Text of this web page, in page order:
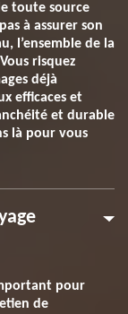
toute source
à assurer son
l’ensemble de la
risquez
déjà
efficaces et
et durable
là pour vous
pour
de